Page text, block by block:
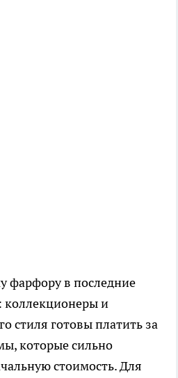
фарфору в последние
коллекционеры и
стиля готовы платить за
которые сильно
стоимость. Для